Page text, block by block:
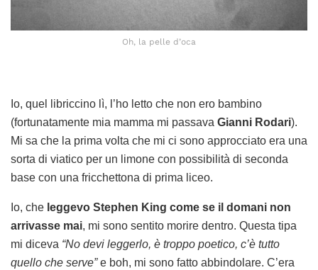
Oh, la pelle d’oca
Io, quel libriccino lì, l’ho letto che non ero bambino
(fortunatamente mia mamma mi passava Gianni Rodari).
Mi sa che la prima volta che mi ci sono approcciato era una
sorta di viatico per un limone con possibilità di seconda
base con una fricchettona di prima liceo.
Io, che leggevo Stephen King come se il domani non
arrivasse mai, mi sono sentito morire dentro. Questa tipa
mi diceva “No devi leggerlo, è troppo poetico, c’è tutto
quello che serve”e boh, mi sono fatto abbindolare. C’era